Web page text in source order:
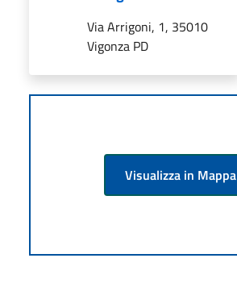
Via Arrigoni, 1, 35010
Vigonza PD
Visualizza in Mappa